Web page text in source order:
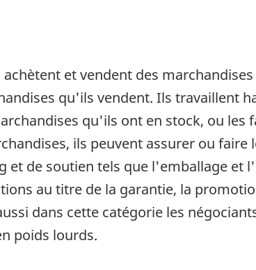
achètent et vendent des
qu'ils vendent. Ils travaillent
qu'ils ont en stock, ou
ils peuvent assurer ou
et de soutien tels que l'emballage et
au titre de la garantie, la
dans cette catégorie les
poids lourds.